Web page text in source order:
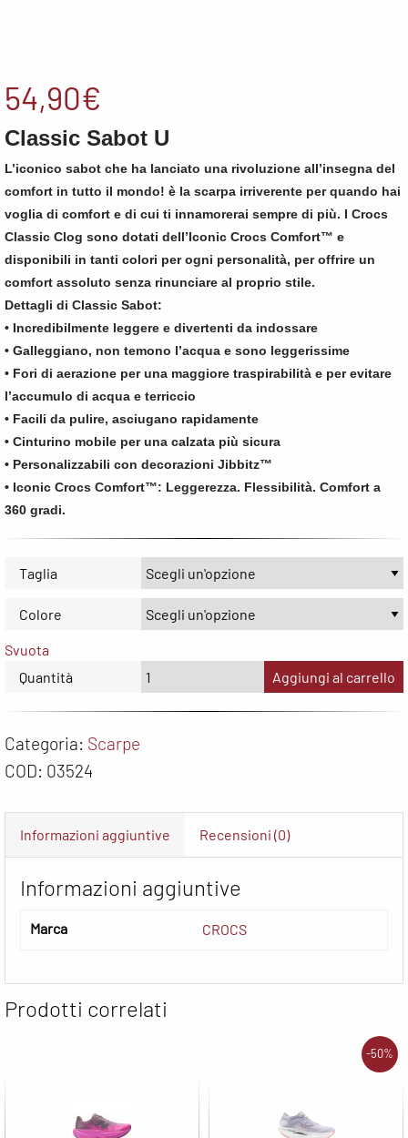
54,90€
Classic Sabot U
L’iconico sabot che ha lanciato una rivoluzione all’insegna del
comfort in tutto il mondo! è la scarpa irriverente per quando hai
voglia di comfort e di cui ti innamorerai sempre di più. I Crocs
Classic Clog sono dotati dell’Iconic Crocs Comfort™ e
disponibili in tanti colori per ogni personalità, per offrire un
comfort assoluto senza rinunciare al proprio stile.
Dettagli di Classic Sabot:
• Incredibilmente leggere e divertenti da indossare
• Galleggiano, non temono l’acqua e sono leggerissime
• Fori di aerazione per una maggiore traspirabilità e per evitare
l’accumulo di acqua e terriccio
• Facili da pulire, asciugano rapidamente
• Cinturino mobile per una calzata più sicura
• Personalizzabili con decorazioni Jibbitz™
• Iconic Crocs Comfort™: Leggerezza. Flessibilità. Comfort a
360 gradi.
Taglia
Colore
Svuota
Quantità
Aggiungi al carrello
Categoria: Scarpe
COD: 03524
Informazioni aggiuntive Recensioni (0)
Informazioni aggiuntive
Marca CROCS
Prodotti correlati
-50%